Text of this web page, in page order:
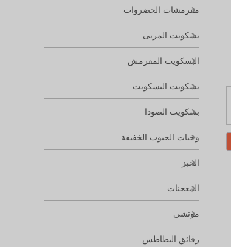
مقرمشات الخضروات
بسكويت المربى
البسكويت المقرمش
بسكويت البسكويت
بسكويت الصودا
وجبات الحبوب الخفيفة
الخبز
المعجنات
موتشي
رقائق البطاطس